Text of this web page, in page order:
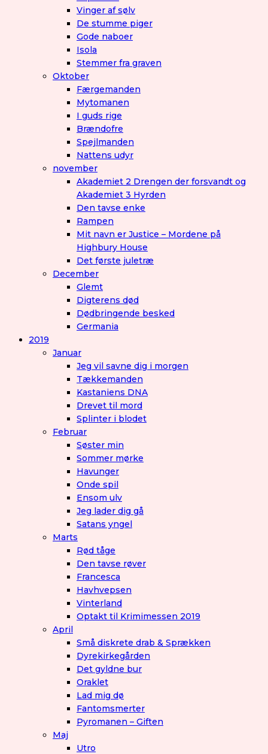
Vinger af sølv
De stumme piger
Gode naboer
Isola
Stemmer fra graven
Oktober
Færgemanden
Mytomanen
I guds rige
Brændofre
Spejlmanden
Nattens udyr
november
Akademiet 2 Drengen der forsvandt og
Akademiet 3 Hyrden
Den tavse enke
Rampen
Mit navn er Justice – Mordene på
Highbury House
Det første juletræ
December
Glemt
Digterens død
Dødbringende besked
Germania
2019
Januar
Jeg vil savne dig i morgen
Tækkemanden
Kastaniens DNA
Drevet til mord
Splinter i blodet
Februar
Søster min
Sommer mørke
Havunger
Onde spil
Ensom ulv
Jeg lader dig gå
Satans yngel
Marts
Rød tåge
Den tavse røver
Francesca
Havhvepsen
Vinterland
Optakt til Krimimessen 2019
April
Små diskrete drab & Sprækken
Dyrekirkegården
Det gyldne bur
Oraklet
Lad mig dø
Fantomsmerter
Pyromanen – Giften
Maj
Utro